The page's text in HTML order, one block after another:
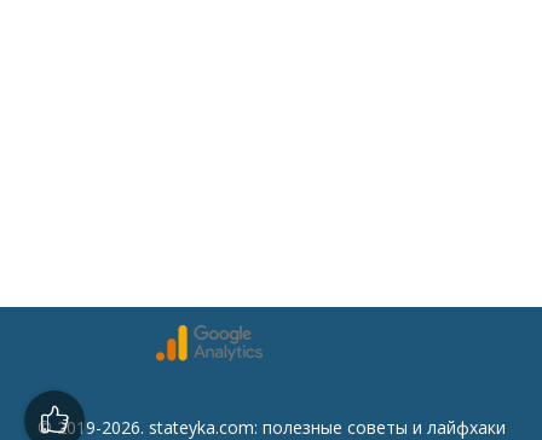
© 2019-2026. stateyka.com: полезные советы и лайфхаки